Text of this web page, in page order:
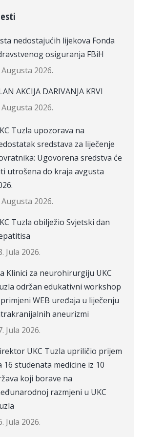
nedostajućih lijekova Fonda
osiguranja FBiH
Augusta 2026.
AKCIJA DARIVANJA KRVI
Augusta 2026.
Tuzla upozorava na
sredstava za liječenje
Ugovorena sredstva će
utrošena do kraja avgusta
Augusta 2026.
Tuzla obilježio Svjetski dan
Jula 2026.
Klinici za neurohirurgiju UKC
održan edukativni workshop
WEB uređaja u liječenju
aneurizmi
Jula 2026.
UKC Tuzla upriličio prijem
16 studenata medicine iz 10
koji borave na
razmjeni u UKC
Jula 2026.